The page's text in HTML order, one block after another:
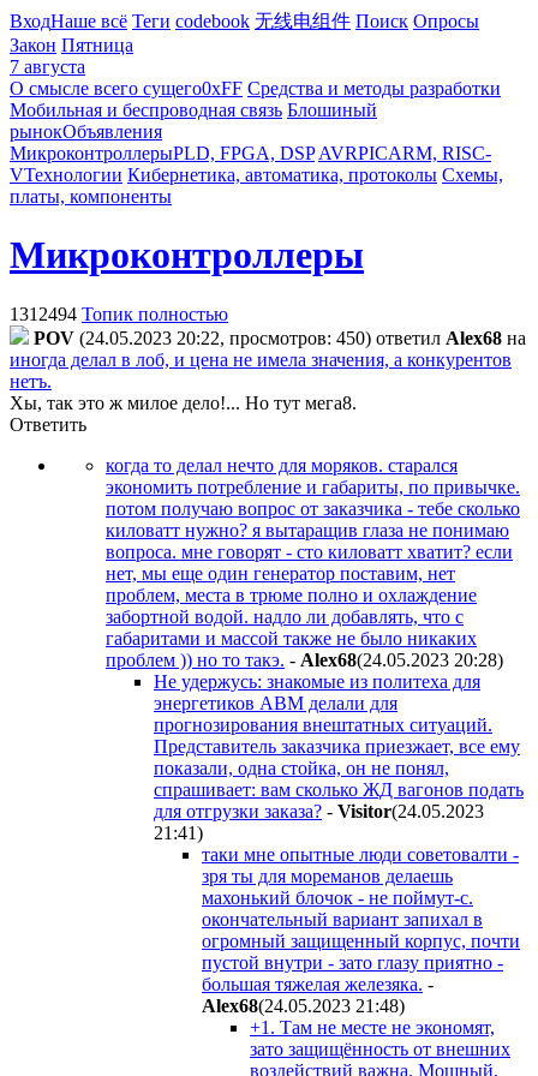
ВходНаше всё Теги codebook 无线电组件 Поиск Опросы
Закон Пятница
7 августа
О смысле всего сущего0xFF Средства и методы разработки
Мобильная и беспроводная связь Блошиный
рынокОбъявления
МикроконтроллерыPLD, FPGA, DSP AVRPICARM, RISC-
VТехнологии Кибернетика, автоматика, протоколы Схемы,
платы, компоненты
Микроконтроллеры
1312494 Топик полностью
POV (24.05.2023 20:22, просмотров: 450) ответил Alex68 на
иногда делал в лоб, и цена не имела значения, а конкурентов
нетъ.
Хы, так это ж милое дело!... Но тут мега8.
Ответить
когда то делал нечто для моряков. старался
экономить потребление и габариты, по привычке.
потом получаю вопрос от заказчика - тебе сколько
киловатт нужно? я вытаращив глаза не понимаю
вопроса. мне говорят - сто киловатт хватит? если
нет, мы еще один генератор поставим, нет
проблем, места в трюме полно и охлаждение
забортной водой. надло ли добавлять, что с
габаритами и массой также не было никаких
проблем )) но то такэ. - Alex68(24.05.2023 20:28)
Не удержусь: знакомые из политеха для
энергетиков АВМ делали для
прогнозирования внештатных ситуаций.
Представитель заказчика приезжает, все ему
показали, одна стойка, он не понял,
спрашивает: вам сколько ЖД вагонов подать
для отгрузки заказа? - Visitor(24.05.2023
21:41)
таки мне опытные люди советовалти -
зря ты для мореманов делаешь
махонький блочок - не поймут-с.
окончательный вариант запихал в
огромный защищенный корпус, почти
пустой внутри - зато глазу приятно -
большая тяжелая железяка. -
Alex68(24.05.2023 21:48)
+1. Там не месте не экономят,
зато защищённость от внешних
воздействий важна. Мощный,